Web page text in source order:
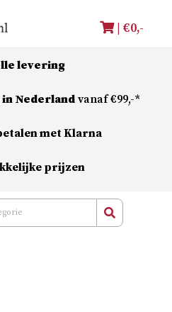
| €0,-
levering
Nederland vanaf €99,-*
met Klarna
prijzen